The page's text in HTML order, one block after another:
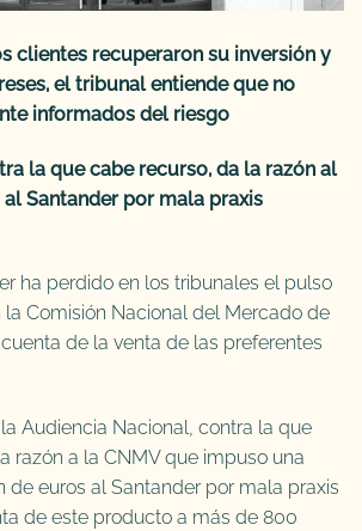
clientes recuperaron su inversión y
el tribunal entiende que no
informados del riesgo
la que cabe recurso, da la razón al
Santander por mala praxis
ha perdido en los tribunales el pulso
Comisión Nacional del Mercado de
de la venta de las preferentes
Audiencia Nacional, contra la que
razón a la CNMV que impuso una
de euros al Santander por mala praxis
de este producto a más de 800